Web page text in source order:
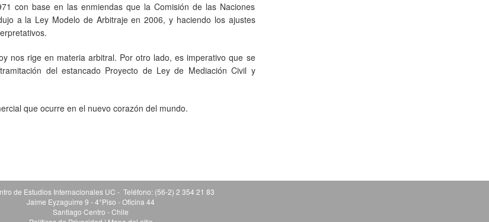
con base en las enmiendas que la Comisión de las Naciones
a la Ley Modelo de Arbitraje en 2006, y haciendo los ajustes
nos rige en materia arbitral. Por otro lado, es imperativo que se
del estancado Proyecto de Ley de Mediación Civil y
que ocurre en el nuevo corazón del mundo.
de Estudios Internacionales UC - Teléfono: (56-2) 2 354 21 83
Jaime Eyzaguirre 9 - 4°Piso - Oficina 44
Santiago Centro - Chile